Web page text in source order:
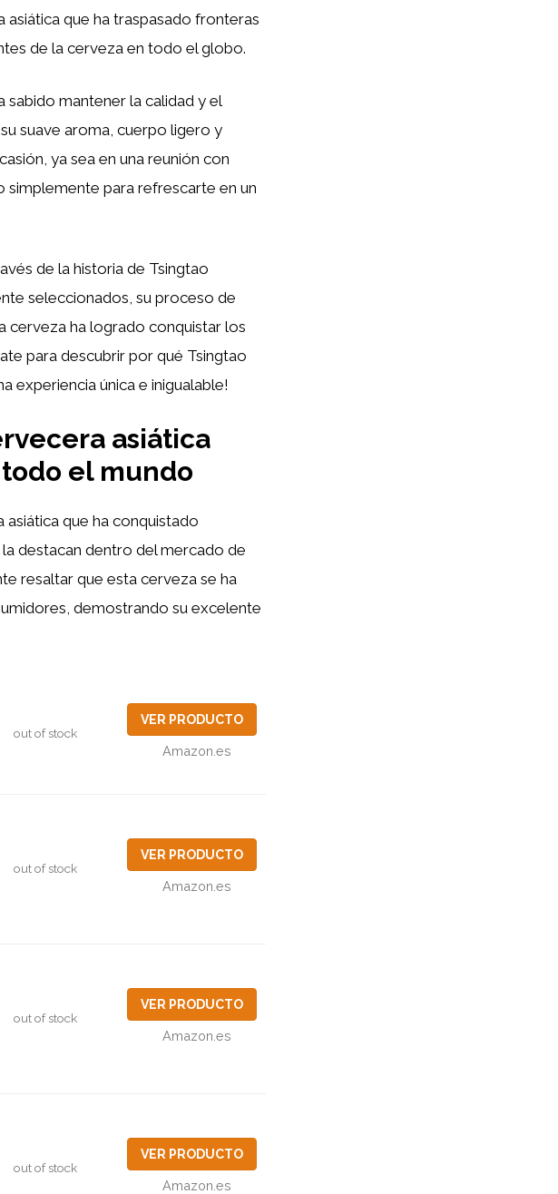
que ha traspasado fronteras
de la cerveza en todo el globo.
sabido mantener la calidad y el
suave aroma, cuerpo ligero y
ya sea en una reunión con
simplemente para refrescarte en un
de la historia de Tsingtao
seleccionados, su proceso de
cerveza ha logrado conquistar los
para descubrir por qué Tsingtao
experiencia única e inigualable!
asiática
el mundo
asiática que ha conquistado
destacan dentro del mercado de
resaltar que esta cerveza se ha
demostrando su excelente
out of stock
VER PRODUCTO
Amazon.es
out of stock
VER PRODUCTO
Amazon.es
out of stock
VER PRODUCTO
Amazon.es
out of stock
VER PRODUCTO
Amazon.es